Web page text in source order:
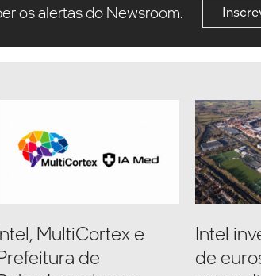
os alertas do Newsroom.
MultiCortex e
de
Intel
de